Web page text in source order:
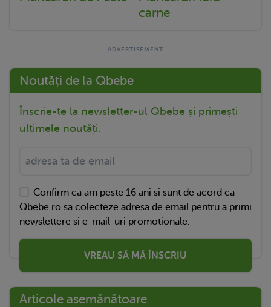
carne
Noutăți de la Qbebe
Înscrie-te la newsletter-ul Qbebe și primești
ultimele noutăți.
Confirm ca am peste 16 ani si sunt de acord ca
Qbebe.ro sa colecteze adresa de email pentru a primi
newslettere si e-mail-uri promotionale.
VREAU SĂ MĂ ÎNSCRIU
Articole asemănătoare